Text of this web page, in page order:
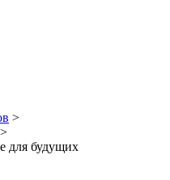
>
>
для будущих